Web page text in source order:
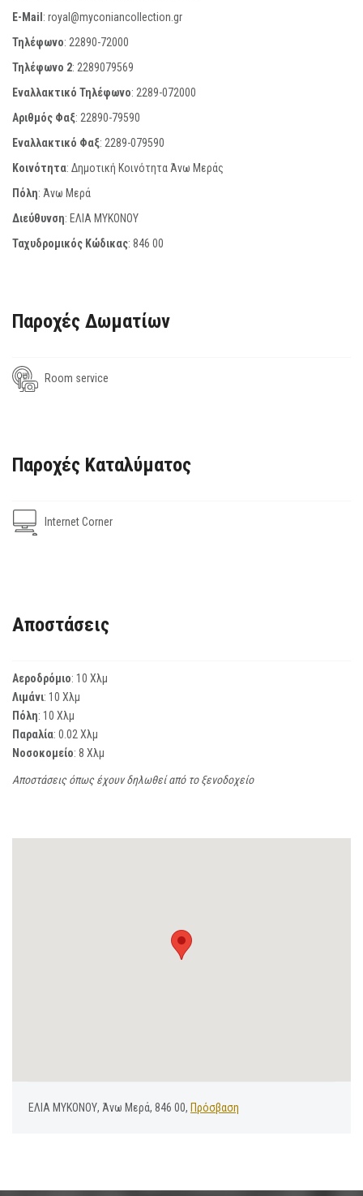
E-Mail: royal@myconiancollection.gr
Τηλέφωνο: 22890-72000
Τηλέφωνο 2: 2289079569
Εναλλακτικό Τηλέφωνο: 2289-072000
Αριθμός Φαξ: 22890-79590
Εναλλακτικό Φαξ: 2289-079590
Κοινότητα: Δημοτική Κοινότητα Άνω Μεράς
Πόλη: Άνω Μερά
Διεύθυνση: ΕΛΙΑ ΜΥΚΟΝΟΥ
Ταχυδρομικός Κώδικας: 846 00
Παροχές Δωματίων
Room service
Παροχές Καταλύματος
Internet Corner
Αποστάσεις
Αεροδρόμιο: 10 Χλμ
Λιμάνι: 10 Χλμ
Πόλη: 10 Χλμ
Παραλία: 0.02 Χλμ
Νοσοκομείο: 8 Χλμ
Αποστάσεις όπως έχουν δηλωθεί από το ξενοδοχείο
ΕΛΙΑ ΜΥΚΟΝΟΥ, Άνω Μερά, 846 00, Πρόσβαση